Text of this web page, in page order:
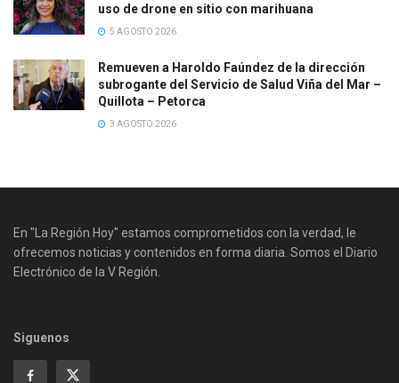
uso de drone en sitio con marihuana
5 AGOSTO 2026
Remueven a Haroldo Faúndez de la dirección
subrogante del Servicio de Salud Viña del Mar –
Quillota – Petorca
3 AGOSTO 2026
En "La Región Hoy" estamos comprometidos con la verdad, le
ofrecemos noticias y contenidos en forma diaria. Somos el Diario
Electrónico de la V Región.
Siguenos